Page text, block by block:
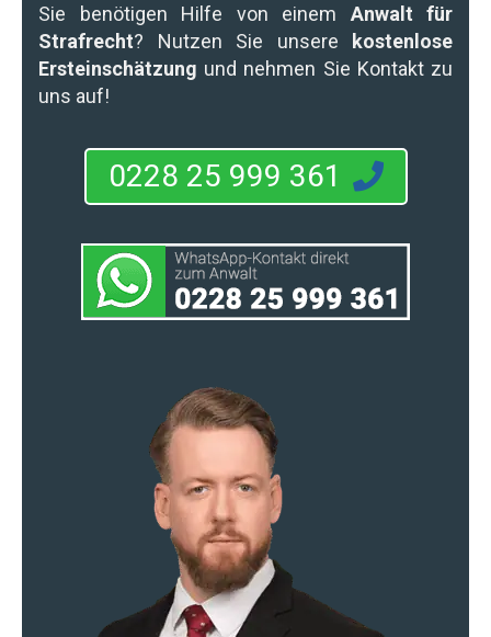
Sie benötigen Hilfe von einem Anwalt für
Strafrecht? Nutzen Sie unsere kostenlose
Ersteinschätzung und nehmen Sie Kontakt zu
uns auf!
0228 25 999 361